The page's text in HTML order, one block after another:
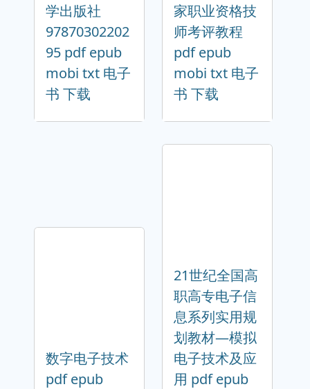
学出版社
97870302202
95 pdf epub
mobi txt 电子
书 下载
家职业资格技
师考评教程
pdf epub
mobi txt 电子
书 下载
数字电子技术
pdf epub
21世纪全国高
职高专电子信
息系列实用规
划教材—模拟
电子技术及应
用 pdf epub